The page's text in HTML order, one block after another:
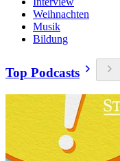
Weihnachten
Musik
Bildung
Top Podcasts